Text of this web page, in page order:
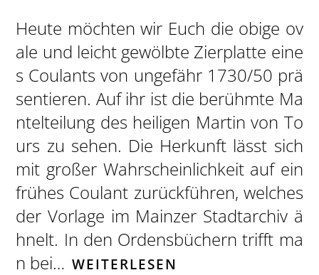
Heute möchten wir Euch die obige ov
ale und leicht gewölbte Zierplatte eine
s Coulants von ungefähr 1730/50 prä
sentieren. Auf ihr ist die berühmte Ma
ntelteilung des heiligen Martin von To
urs zu sehen. Die Herkunft lässt sich
mit großer Wahrscheinlichkeit auf ein
frühes Coulant zurückführen, welches
der Vorlage im Mainzer Stadtarchiv ä
hnelt. In den Ordensbüchern trifft ma
n bei… WEITERLESEN